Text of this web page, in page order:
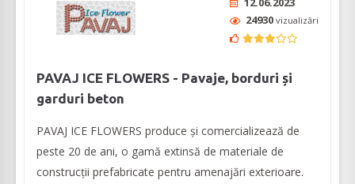
24930 vizualizări
PAVAJ ICE FLOWERS - Pavaje, borduri și
garduri beton
PAVAJ ICE FLOWERS produce și comercializează de
peste 20 de ani, o gamă extinsă de materiale de
construcții prefabricate pentru amenajări exterioare.